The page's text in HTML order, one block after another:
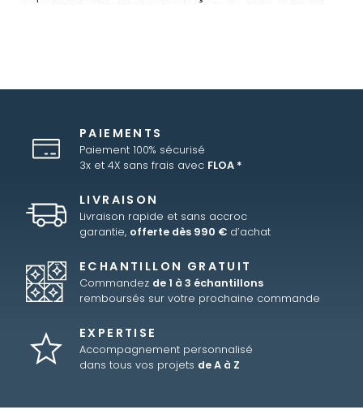
PAIEMENTS
Paiement 100% sécurisé
3x et 4X sans frais avec FLOA *
LIVRAISON
Livraison rapide et sans accroc
garantie, offerte dès 990 € d’achat
ECHANTILLON GRATUIT
Commandez de 1 à 3 échantillons
remboursés sur votre prochaine commande
EXPERTISE
Accompagnement personnalisé
dans tous vos projets de A à Z